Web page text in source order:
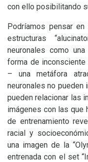
con ello posibilitando
Podríamos pensar
estructuras
neuronales como
forma de
– una metáfora
neuronales no pueden
pueden relacionar las
imágenes con las que
de entrenamiento
racial y
una imagen de la
entrenada con el set